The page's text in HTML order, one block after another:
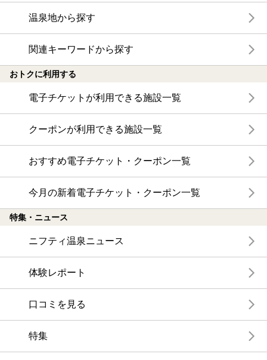
温泉地から探す
関連キーワードから探す
おトクに利用する
電子チケットが利用できる施設一覧
クーポンが利用できる施設一覧
おすすめ電子チケット・クーポン一覧
今月の新着電子チケット・クーポン一覧
特集・ニュース
ニフティ温泉ニュース
体験レポート
口コミを見る
特集